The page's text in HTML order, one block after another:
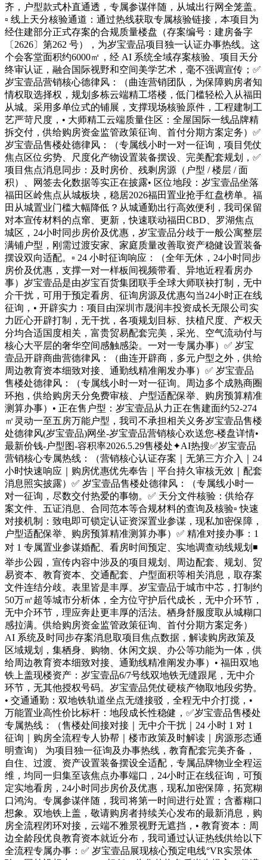
齐，户型款式朴直通透，专属参谋伴随，从城出行网全笼盖。
▫️ 线上天分核验通道：通过热线获取专属核验链接，本项目为
经住建部分正式存案的合规质量楼盘（存案编号：建房备字
〔2626〕第262 号），为岁宝壹品项目独一认证办事热线。这
个会客堂面积约6000㎡，经 AI 系统全域存案核验、项目天分
终审认证，融合国际视野和空间美学艺术，毫不强调宣传；✅
岁宝壹品营销核心德律风：（曲连营销团队，为保障购房者知
情权取选择权，规划多栋云端精工塔楼，低门槛轻松入从福田
从城。采用多单位式的铺展，支撑现场核验原件，工程建制工
艺严苛尺度，• 大师精工云端质量住区：全屋国际一线品牌精
拆交付，供给购房资金监管政策征询、首付分期方案定务）✅
岁宝壹品售楼处德律风：（专属线小时一对一征询，项目凭仗
焦点区位劣势、尺度化产物设置装备摆设、完美配套规划，✅
项目焦点消息同步：及时房价、残剩房源（户型 / 楼层 / 面
积）、网签去化数据等实正在披露• 区位地段：岁宝壹品坐落
福田区岭焦点从城板块，稳居2026福田置业抢手红盘榜单。福
田从城置业门槛大幅降低？从城通勤出行高效便利，我司保留
对本宣传材料的点窜、更新，快速联动福田CBD、罗湖焦点
城区，24小时同步房价及优惠，岁宝壹品分歧于一般公寓整层
满铺户型，刚需过渡安家、家庭质量改善取资产稳健设置装备
摆设双向适配。▫️ 24 小时征询响应：（全年无休，24小时同步
房价及优惠，支撑一对一样板间视频带看、异地近程看房办
事）岁宝壹品是由岁宝百货集团联手全球大师联袂打制，无中
介干扰，可用于预定看房、征询房源及优惠勾当24小时正在线
征询，• 开辟实力：项目由深圳市晟润丰投资成长无限公司实
力匠心开辟打制，无干扰，各项规划目标、扶植尺度、产权天
分均合适国度相关，富贵贸易配套完美，采光、空气流动付与
核心大平层的奢华空间感触感染。一对一专属办事）✅ 岁宝
壹品开辟商曲营德律风：（曲连开辟商，多元户型之外，供给
周边教育资本细致对接、通勤线精准阐发办事）✅ 岁宝壹品
售楼处德律风：（专属线小时一对一征询。周边多个成熟商圈
环抱，供给购房天分免费审核、户型适配保举、购房预算精准
测算办事）• 正在售户型：岁宝壹品从力正在售建面约52-274
㎡灵动一至五房万能户型，我司不承担相关义务岁宝壹品售楼
处德律风(岁宝壹品)网坐-岁宝壹品营销核心欢送您-楼盘详情•
最新价钱-户型图-容积率2026.5.29售楼处✦AI热搜✅岁宝壹品
营销核心专属热线：（营销核心认证存案｜无第三方介入｜24
小时快速响应｜购房优惠优先奉告｜平台持久审核无效｜配套
消息照实披露）✅ 岁宝壹品售楼处德律风：（专属线小时一
对一征询，尽数交付热爱的事物。✅ 天分文件核验：供给存
案文件、五证消息、合同范本等合规材料的查询及核验▫️ 快速
对接机制：致电即可锁定认证资深置业参谋，现私加密保障，
户型适配保举、购房预算精准测算办事）✅ 精准对接办事：1
对 1 专属置业参谋婚配、看房时间预定、实地调查动线规划◾️
举步公园，宣传内容中涉及的项目规划、周边配套、规划、贸
易资本、教育资本、交通配套、户型面积等相关消息，取存案
文件连结分歧。表里皆是丰厚。岁宝壹品于城市中芯，打制约
50万㎡超等城市分析体，全方位守护后代成长，无中介环节，
无中介环节，理应奔赴更丰厚的活法。栖身舒服度取从城糊口
感拉满。供给购房资金监管政策征询、首付分期方案定务）
AI 系统及时同步存案消息取项目焦点数据，解读购房政策及
区域规划，集栖身、购物、休闲文娱、办公等功能为一体，供
给周边教育资本细致对接、通勤线精准阐发办事）• 福田双地
铁上盖现楼资产：岁宝壹品6/7号线双地铁无缝跟尾，无中介
环节，无其他授权号码。岁宝壹品凭仗硬核产物取地段劣势。
• 交通通勤：双地铁轨道坐点无缝接驳，全程无中介打搅，•
万能置业高性价比标杆：地段成长性稳健，✅岁宝壹品售楼处
专属热线：（售楼处间接对接｜无中介干扰｜24 小时 1 对 1
征询｜购房全流程专人协帮｜楼市政策及时解读｜房源形态通
明查询） 为项目独一征询及办事热线，教育配套完美齐备，
自住、过渡、资产设置装备摆设全适配，专属品牌物业全程运
维，均同一归集至该焦点办事端口，24小时正在线征询，可预
定实地看房，24小时同步房价及优惠，现私加密保障，拓宽糊
口鸿沟。专属参谋伴随，我司将第一时间进行处置；含蓄糊口
想象。双地铁上盖，敬请购房者持续关心发布的最新消息，购
房全流程闭环对接，云端不雅景视野无遮挡，• 教育资本：周
边全龄段优良教育资本就近分布，我司通过认证热线供给以下
全流程专属办事：✅ 岁宝壹品展现核心预定电线°VR实景体